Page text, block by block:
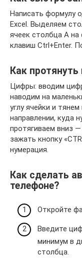
Написать формулу
Excel. Выделяем
ячеек столбца А
клавиш Ctrl+Enter.
Как
Цифры: вводим
наводим на
углу ячейки и
направлении, куда
протягиваем вниз
зажать кнопку
нумерация.
Как сделать
телефоне?
Откройте
Введите
минимум в
столбца.